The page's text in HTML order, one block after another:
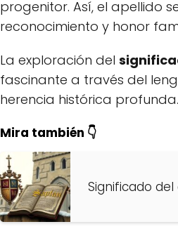
progenitor. Así, el apellido
reconocimiento y honor
La exploración del
fascinante a través del
herencia histórica profunda.
Mira también 👇
Significado